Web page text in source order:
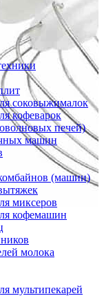
соковыжималок
кофеварок
печей)
машин
(машин)
миксеров
кофемашин
молока
мультипекарей